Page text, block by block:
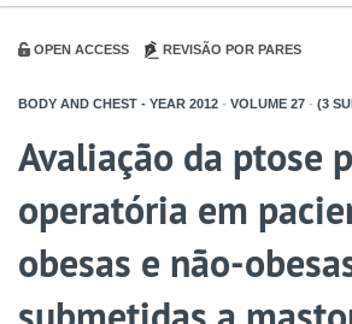
OPEN ACCESS REVISÃO POR PARES
BODY AND CHEST - YEAR 2012 - VOLUME 27 - (3
Avaliação da ptose
operatória em
obesas e não-